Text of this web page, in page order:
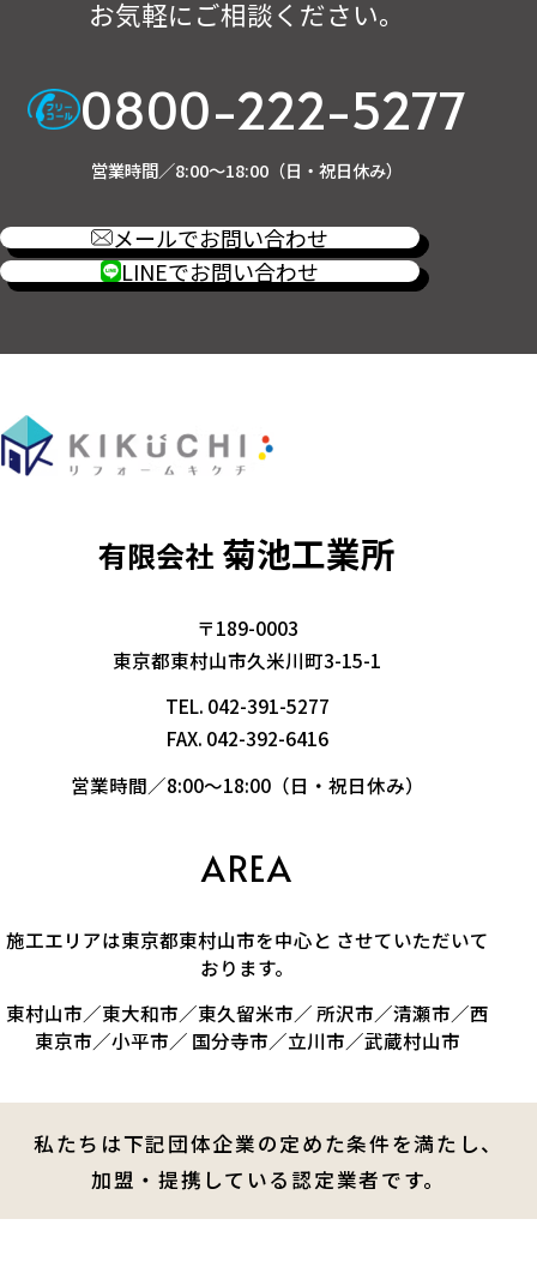
お気軽にご相談ください。
0800-222-5277
営業時間／8:00～18:00（日・祝日休み）
メールでお問い合わせ
LINEでお問い合わせ
有限会社 菊池工業所
〒189-0003
東京都東村山市久米川町3-15-1
TEL. 042-391-5277
FAX. 042-392-6416
営業時間／8:00～18:00（日・祝日休み）
AREA
施工エリアは東京都東村山市を中心と させていただいて
おります。
東村山市／東大和市／東久留米市／ 所沢市／清瀬市／西
東京市／小平市／ 国分寺市／立川市／武蔵村山市
私たちは下記団体企業の定めた条件を満たし、
加盟・提携している認定業者です。